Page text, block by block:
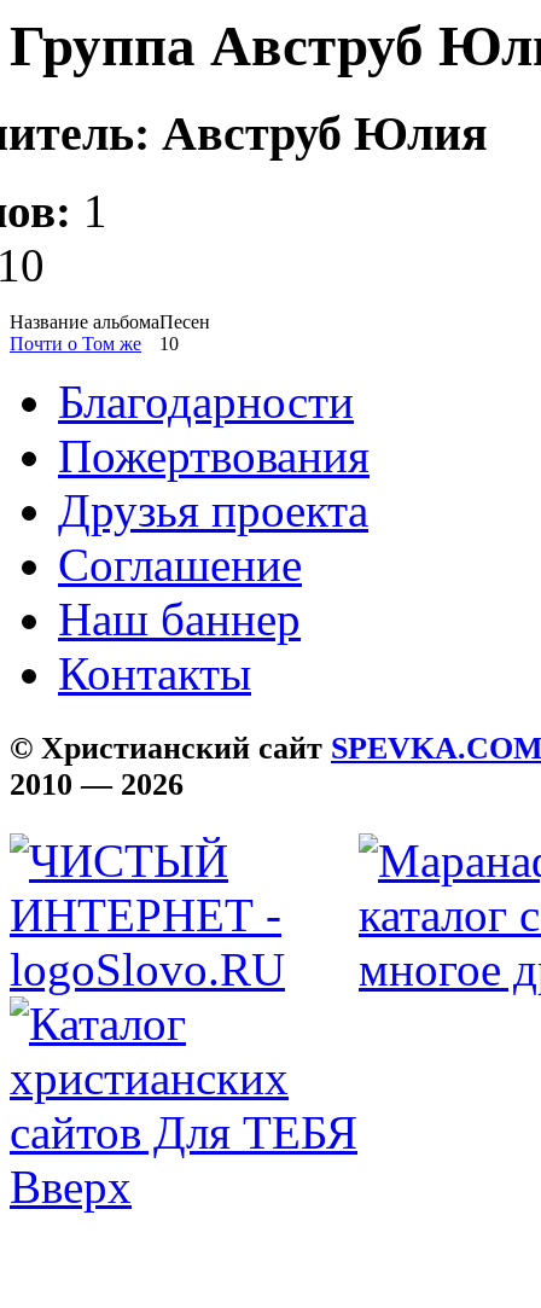
Группа Авструб
Авструб Юлия
1
Название альбомаПесен
Почти о Том же
10
Благодарности
Пожертвования
Друзья проекта
Соглашение
Наш баннер
Контакты
© Христианский сайт
2010 — 2026
Вверх